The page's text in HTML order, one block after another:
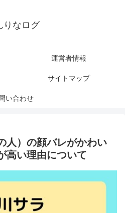
りなログ
運営者情報
サイトマップ
い合わせ
人）の顔バレがかわい
高い理由について